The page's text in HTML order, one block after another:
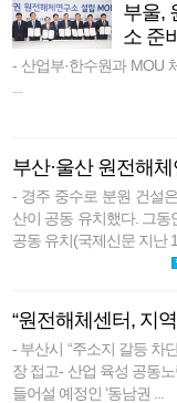
부울,
소 준
- 산업부·한수원과 MOU
부산·울산 원전해
- 경주 중수로 분원 건설
산이 공동 유치했다. 그동
공동 유치(국제신문 지난 1
“원전해체센터, 지
- 부산시 “주소지 갈등 차
장 접고- 산업 육성 공동
들어설 예정인 ‘동남권 ...